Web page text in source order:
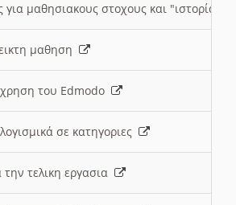
για μαθησιακους στοχους και "ιστορία"
μαθηση
χρηση του Edmodo
σε κατηγοριες
την τελικη εργασια